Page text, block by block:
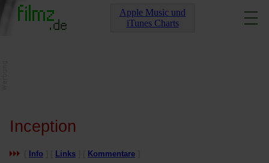
Apple Music und
iTunes Charts
Inception
Info Links Kommentare